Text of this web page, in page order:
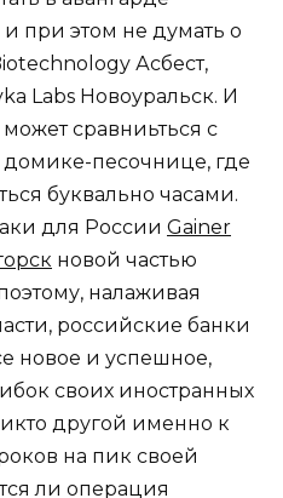
при этом не думать о
Асбест,
Labs Новоуральск. И
сравниьться с
домике-песочнице, где
буквально часами.
для России Gainer
новой частью
налаживая
российские банки
новое и успешное,
своих иностранных
другой именно к
на пик своей
ли операция